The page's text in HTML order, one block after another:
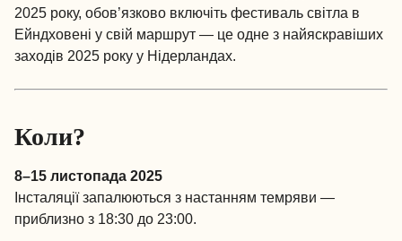
2025 року, обов’язково включіть фестиваль світла в
Ейндховені у свій маршрут — це одне з найяскравіших
заходів 2025 року у Нідерландах.
Коли?
8–15 листопада 2025
Інсталяції запалюються з настанням темряви —
приблизно з 18:30 до 23:00.